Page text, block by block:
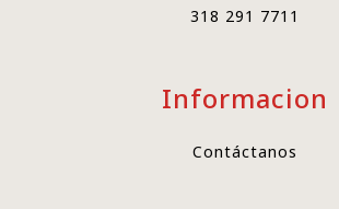
318 291 7711
Informacion
Contáctanos